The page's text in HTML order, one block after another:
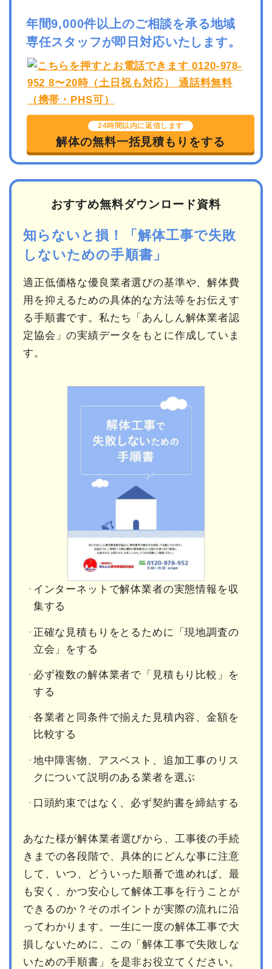
年間9,000件以上のご相談を承る地域
専任スタッフが即日対応いたします。
24時間以内に返信します
解体の無料一括見積もりをする
おすすめ無料ダウンロード資料
知らないと損！「解体工事で失敗
しないための手順書」
適正低価格な優良業者選びの基準や、解体費
用を抑えるための具体的な方法等をお伝えす
る手順書です。私たち「あんしん解体業者認
定協会」の実績データをもとに作成していま
す。
インターネットで解体業者の実態情報を収
集する
正確な見積もりをとるために「現地調査の
立会」をする
必ず複数の解体業者で「見積もり比較」を
する
各業者と同条件で揃えた見積内容、金額を
比較する
地中障害物、アスベスト、追加工事のリス
クについて説明のある業者を選ぶ
口頭約束ではなく、必ず契約書を締結する
あなた様が解体業者選びから、工事後の手続
きまでの各段階で、具体的にどんな事に注意
して、いつ、どういった順番で進めれば、最
も安く、かつ安心して解体工事を行うことが
できるのか？そのポイントが実際の流れに沿
ってわかります。一生に一度の解体工事で大
損しないために、この「解体工事で失敗しな
いための手順書」を是非お役立てください。